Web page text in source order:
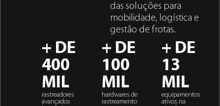
das soluções para
mobilidade, logística e
gestão de frotas.
+ DE
400
MIL
rastreadores
avançados
+ DE
100
MIL​
hardwares de
rastreamento
+ DE
13
MIL
equipamentos
ativos na